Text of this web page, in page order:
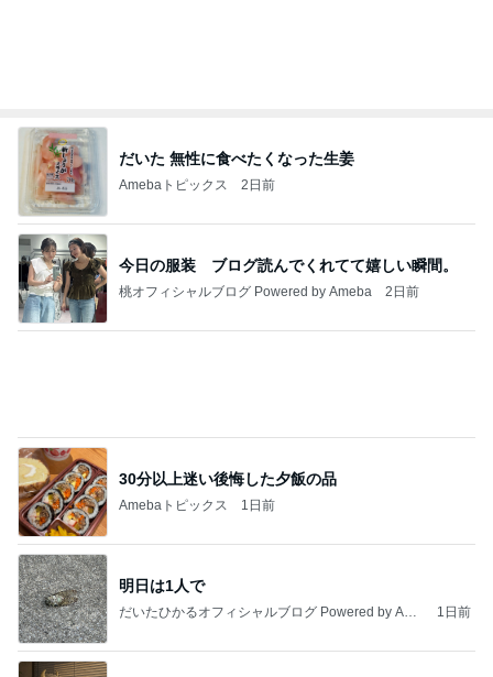
だいた 無性に食べたくなった生姜
Amebaトピックス 2日前
今日の服装 ブログ読んでくれてて嬉しい瞬間。
桃オフィシャルブログ Powered by Ameba 2日前
30分以上迷い後悔した夕飯の品
Amebaトピックス 1日前
明日は1人で
だいたひかるオフィシャルブログ Powered by Ame
1日前